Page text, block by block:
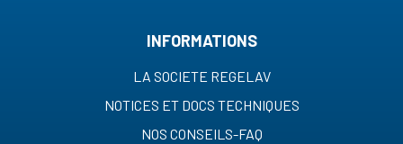
INFORMATIONS
LA SOCIETE REGELAV
NOTICES ET DOCS TECHNIQUES
NOS CONSEILS-FAQ